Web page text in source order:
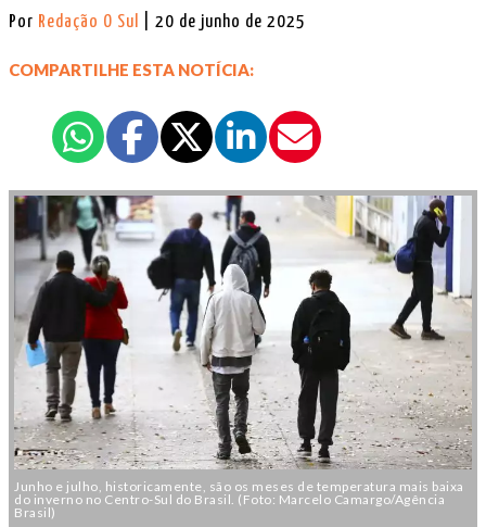
Por Redação O Sul | 20 de junho de 2025
COMPARTILHE ESTA NOTÍCIA:
Junho e julho, historicamente, são os meses de temperatura mais baixa
do inverno no Centro-Sul do Brasil. (Foto: Marcelo Camargo/Agência
Brasil)